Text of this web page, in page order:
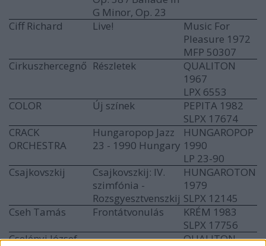
G Minor, Op. 23
Ciff Richard Live!
Music For
Pleasure 1972
MFP 50307
Cirkuszhercegnő Részletek
QUALITON
1967
LPX 6553
COLOR
Új színek
PEPITA 1982
SLPX 17674
CRACK
ORCHESTRA
Hungaropop Jazz
23 - 1990 Hungary
HUNGAROPOP
1990
LP 23-90
Csajkovszkij
Csajkovszkij: IV.
szimfónia -
Rozsgyesztvenszkij
HUNGAROTON
1979
SLPX 12145
Cseh Tamás
Frontátvonulás
KRÉM 1983
SLPX 17756
Cselényi József
QUALITON